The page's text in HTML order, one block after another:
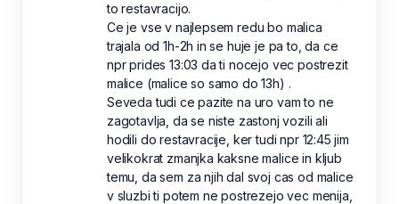
to restavracijo.
Ce je vse v najlepsem redu bo malica
trajala od 1h-2h in se huje je pa to, da ce
npr prides 13:03 da ti nocejo vec postrezit
malice (malice so samo do 13h) .
Seveda tudi ce pazite na uro vam to ne
zagotavlja, da se niste zastonj vozili ali
hodili do restavracije, ker tudi npr 12:45 jim
velikokrat zmanjka kaksne malice in kljub
temu, da sem za njih dal svoj cas od malice
v sluzbi ti potem ne postrezejo vec menija,